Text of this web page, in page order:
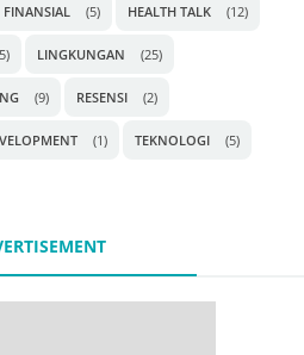
FINANSIAL (5) HEALTH TALK (12)
LINGKUNGAN (25)
(9) RESENSI (2)
(1) TEKNOLOGI (5)